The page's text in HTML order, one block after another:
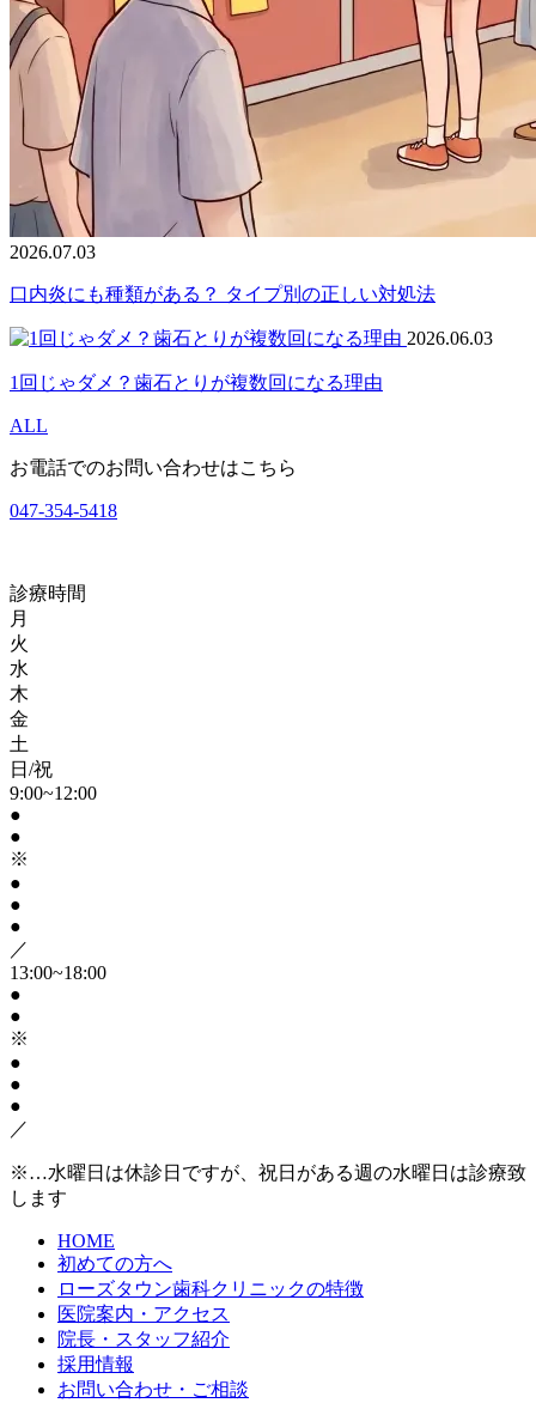
2026.07.03
口内炎にも種類がある？ タイプ別の正しい対処法
2026.06.03
1回じゃダメ？歯石とりが複数回になる理由
ALL
お電話でのお問い合わせはこちら
047-354-5418
診療時間
月
火
水
木
金
土
日/祝
9:00~12:00
●
●
※
●
●
●
／
13:00~18:00
●
●
※
●
●
●
／
※…水曜日は休診日ですが、祝日がある週の水曜日は診療致
します
HOME
初めての方へ
ローズタウン歯科クリニックの特徴
医院案内・アクセス
院長・スタッフ紹介
採用情報
お問い合わせ・ご相談